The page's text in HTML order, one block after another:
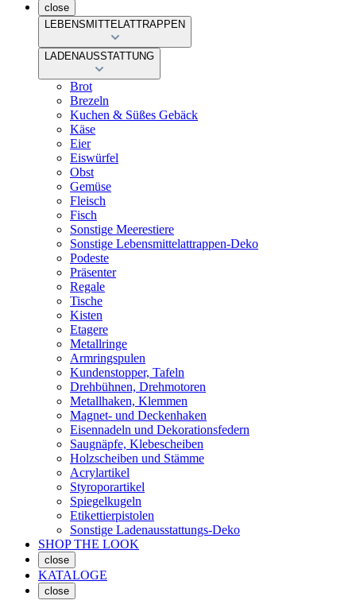
close
LEBENSMITTELATTRAPPEN
LADENAUSSTATTUNG
Brot
Brezeln
Kuchen & Süßes Gebäck
Käse
Eier
Eiswürfel
Obst
Gemüse
Fleisch
Fisch
Sonstige Meerestiere
Sonstige Lebensmittelattrappen-Deko
Podeste
Präsenter
Regale
Tische
Kisten
Etagere
Metallringe
Armringspulen
Kundenstopper, Tafeln
Drehbühnen, Drehmotoren
Metallhaken, Klemmen
Magnet- und Deckenhaken
Eisennadeln und Dekorationsfedern
Saugnäpfe, Klebescheiben
Holzscheiben und Stämme
Acrylartikel
Styroporartikel
Spiegelkugeln
Etikettierpistolen
Sonstige Ladenausstattungs-Deko
SHOP THE LOOK
close
KATALOGE
close